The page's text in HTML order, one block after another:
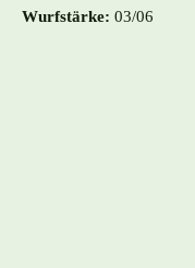
Wurfstärke: 03/06